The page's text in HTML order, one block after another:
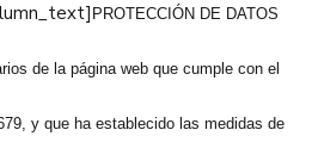
PROTECCIÓN DE DATOS
de la página web que cumple con el
y que ha establecido las medidas de